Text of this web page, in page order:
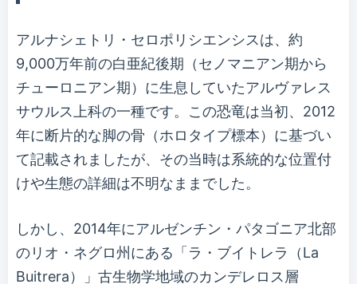
アルナシェトリ・セロポリシエンシスは、約
9,000万年前の白亜紀後期（セノマニアン期から
チューロニアン期）に生息していたアルヴァレス
サウルス上科の一種です。この恐竜は当初、2012
年に断片的な脚の骨（ホロタイプ標本）に基づい
て記載されましたが、その当時は系統的な位置付
けや生態の詳細は不明なままでした。
しかし、2014年にアルゼンチン・パタゴニア北部
のリオ・ネグロ州にある「ラ・ブイトレラ（La
Buitrera）」古生物学地域のカンデレロス層